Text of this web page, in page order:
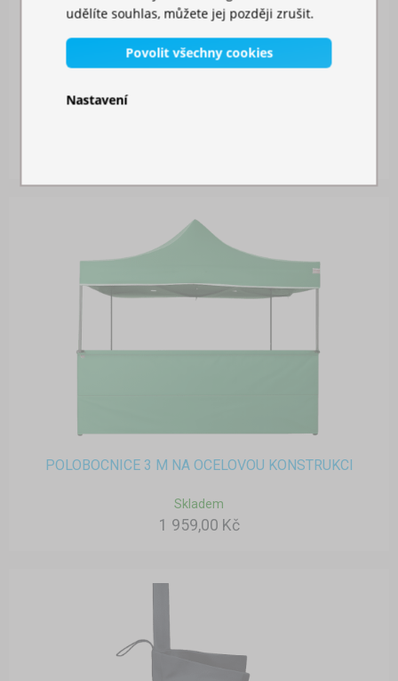
POLOBOCNICE 3 M NA OCELOVOU KONSTRUKCI
Skladem
1 959,00 Kč
udělíte souhlas, můžete jej později zrušit.
Povolit všechny cookies
Nastavení